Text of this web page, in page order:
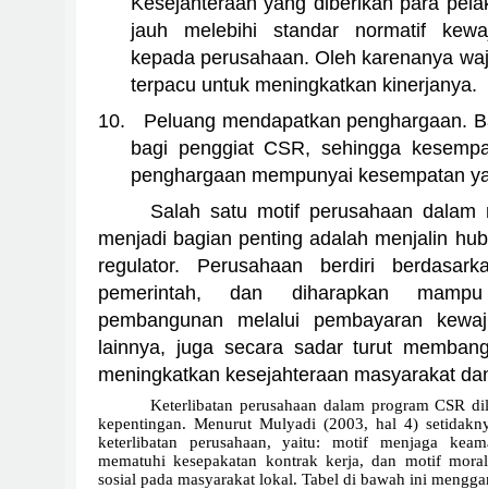
jauh melebihi standar normatif
kepada perusahaan. Oleh karenanya
terpacu untuk meningkatkan kinerjanya.
10.
Peluang mendapatkan penghargaan.
bagi penggiat CSR, sehingga
penghargaan mempunyai kesempatan
Salah satu motif perusahaan dalam
menjadi bagian penting adalah menjalin
regulator. Perusahaan berdiri
pemerintah, dan diharapkan
pembangunan melalui pembayaran
lainnya, juga secara sadar turut
meningkatkan kesejahteraan masyarakat
Keterlibatan perusahaan dalam program CSR
kepentingan. Menurut Mulyadi (2003, hal 4)
keterlibatan perusahaan, yaitu: motif menjaga
mematuhi kesepakatan kontrak kerja, dan motif
sosial pada masyarakat lokal. Tabel di bawah ini